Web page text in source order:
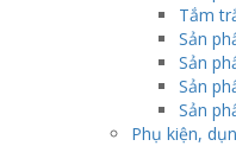
Tắm
Sản
Sản
Sản
Sản
Phụ kiện,